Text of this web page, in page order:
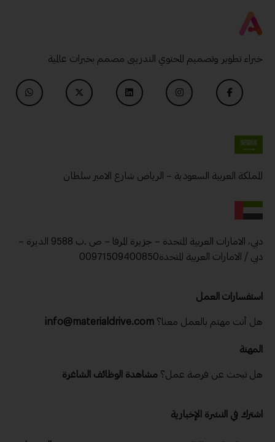
خبراء تطوير وتصميم المحتوي التدريبى مصمم بخبرات عالمية
المملكة العربية السعودية – الرياض شارع الامير سلطان
دبي، الامارات العربية المتحدة – جزيرة المرفا – ص .ب 9588 الديرة –
دبي / الامارات العربية المتحدة00971509400850
استفسارات العمل
هل أنت مهتم بالعمل معنا؟ info@materialdrive.com
المهنة
هل تبحث عن فرصة عمل؟ مشاهدة الوظائف الشاغرة
اشترك في النشرة الإخبارية